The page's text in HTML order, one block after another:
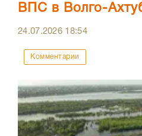
ВПС в Волго-
24.07.2026 18:54
Комментарии